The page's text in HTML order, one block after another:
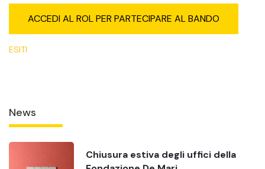
ACCEDI AL ROL PER PARTECIPARE AL BANDO
ESITI
News
Chiusura estiva degli uffici della